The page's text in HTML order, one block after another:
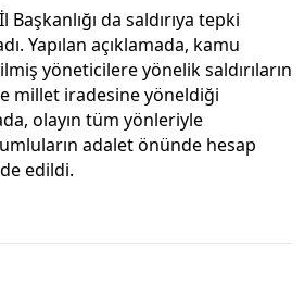
da saldırıya tepki
Yapılan açıklamada, kamu
yöneticilere yönelik saldırıların
millet iradesine yöneldiği
olayın tüm yönleriyle
adalet önünde hesap
edildi.